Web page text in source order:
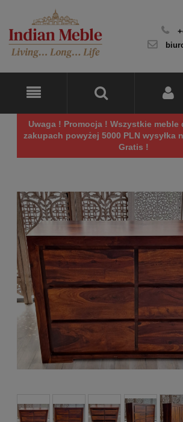
Uwaga ! Promocja ! Wszystkie meble
zakupach powyżej 5000 PLN wysyłka
Gratis !